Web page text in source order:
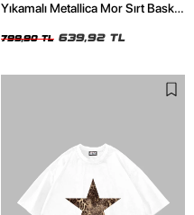
Yıkamalı Metallica Mor Sırt Baskılı
799,90 TL 639,92 TL